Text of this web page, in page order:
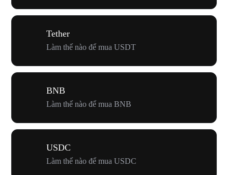
Tether
Làm thế nào để mua USDT
BNB
Làm thế nào để mua BNB
USDC
Làm thế nào để mua USDC